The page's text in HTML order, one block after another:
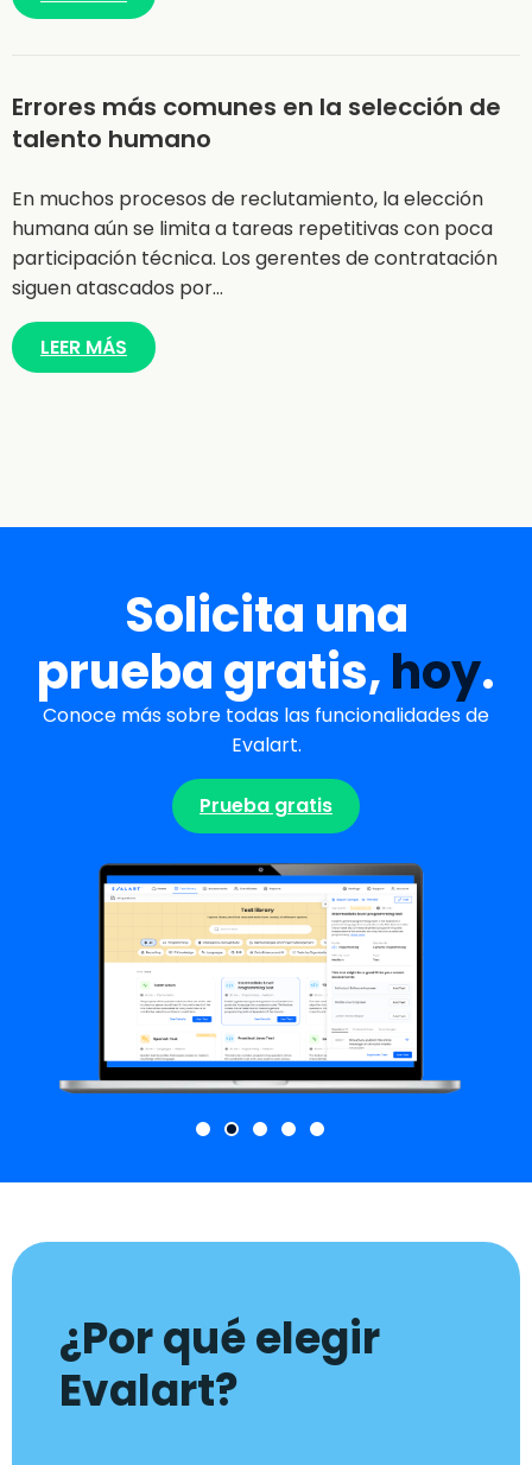
Errores más comunes en la selección de
talento humano
En muchos procesos de reclutamiento, la elección
humana aún se limita a tareas repetitivas con poca
participación técnica. Los gerentes de contratación
siguen atascados por…
LEER MÁS
Solicita una
prueba gratis,hoy.
Conoce más sobre todas las funcionalidades de
Evalart.
Prueba gratis
¿Por qué elegir
Evalart?